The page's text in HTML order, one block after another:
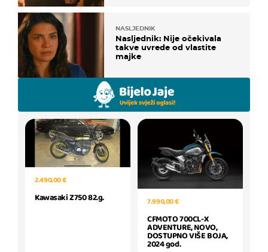
NASLJEDNIK
Nasljednik: Nije očekivala
takve uvrede od vlastite
majke
2.490,00 €
Kawasaki Z750 82.g. 7.990,00 €
CFMOTO 700CL-X
ADVENTURE, NOVO,
DOSTUPNO VIŠE BOJA,
2024 god.